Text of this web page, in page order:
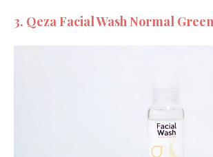
3. Qeza Facial Wash Normal